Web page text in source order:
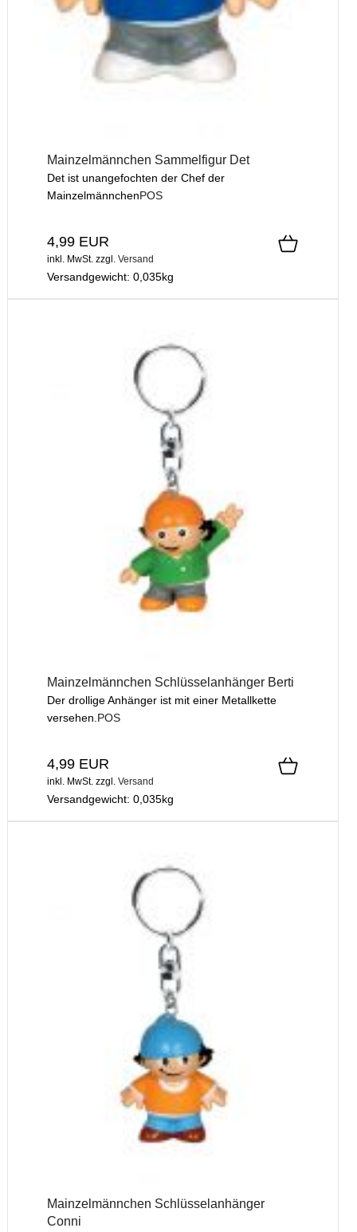
Mainzelmännchen Sammelfigur Det
Det ist unangefochten der Chef der
MainzelmännchenPOS
4,99 EUR
inkl. MwSt. zzgl. Versand
Versandgewicht: 0,035kg
Mainzelmännchen Schlüsselanhänger Berti
Der drollige Anhänger ist mit einer Metallkette
versehen. POS
4,99 EUR
inkl. MwSt. zzgl. Versand
Versandgewicht: 0,035kg
Mainzelmännchen Schlüsselanhänger
Conni